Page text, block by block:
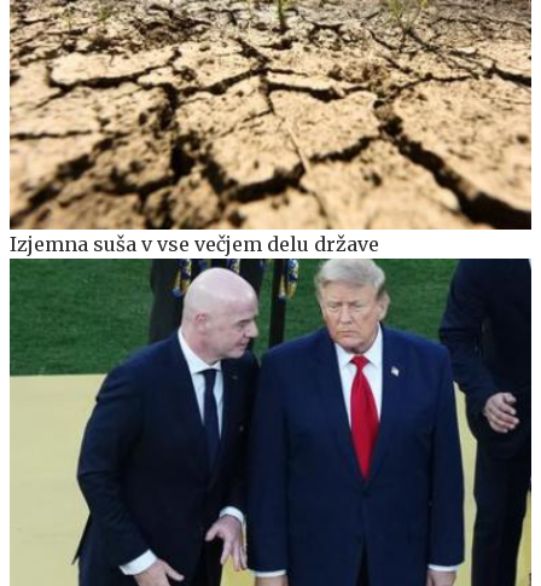
Izjemna suša v vse večjem delu države